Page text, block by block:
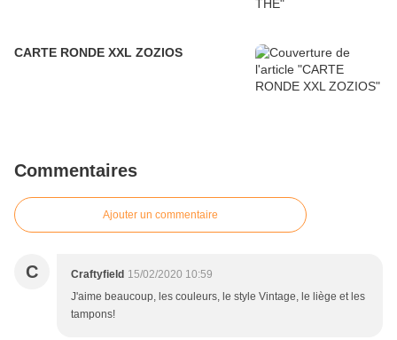
CARTE RONDE XXL ZOZIOS
Commentaires
Ajouter un commentaire
C Craftyfield 15/02/2020 10:59
J'aime beaucoup, les couleurs, le style Vintage, le liège et les
tampons!